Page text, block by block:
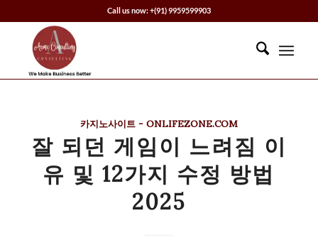
Call us now: +(91) 9959599903
카지노사이트 - ONLIFEZONE.COM
잘 되던 게임이 느려짐 이
유 및 12가지 수정 방법
2025